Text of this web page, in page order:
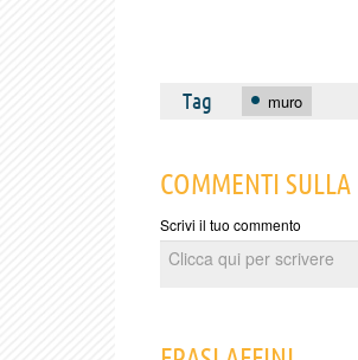
Tag muro
COMMENTI SULLA
Scrivi il tuo commento